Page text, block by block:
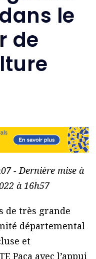
le
de
- Dernière mise à
à 16h57
de très grande
départemental
et
Paca avec l’appui